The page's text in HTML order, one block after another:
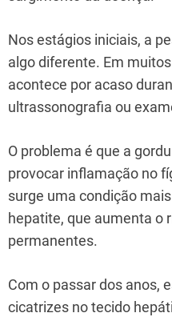
Nos estágios iniciais, a
algo diferente. Em
acontece por acaso
ultrassonografia ou
O problema é que a
provocar inflamação no
surge uma condição
hepatite, que aumenta o
permanentes.
Com o passar dos anos,
cicatrizes no tecido